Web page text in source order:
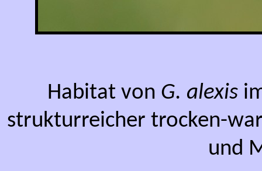
Habitat von G. alexis
strukturreicher trocken-
und